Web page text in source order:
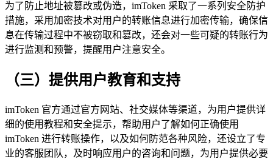
为了防止地址被篡改或伪造，imToken 采取了一系列安全防护
措施，采用加密技术对用户的转账信息进行加密传输，确保信
息在传输过程中不被窃取和篡改，还会对一些可疑的转账行为
进行监测和预警，提醒用户注意安全。
（三）提供用户教育和支持
imToken 官方通过官方网站、社交媒体等渠道，为用户提供详
细的使用教程和安全提示，帮助用户了解如何正确使用
imToken 进行转账操作，以及如何防范各种风险，还设立了专
业的客服团队，及时响应用户的咨询和问题，为用户提供必要